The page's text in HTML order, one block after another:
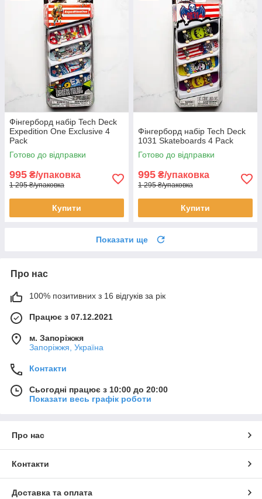
Фінгерборд набір Tech Deck
Expedition One Exclusive 4
Pack
Готово до відправки
995 ₴/упаковка
1 295 ₴/упаковка
Купити
Фінгерборд набір Tech Deck
1031 Skateboards 4 Pack
Готово до відправки
995 ₴/упаковка
1 295 ₴/упаковка
Купити
Показати ще
Про нас
100% позитивних з 16 відгуків за рік
Працює з 07.12.2021
м. Запоріжжя
Запоріжжя, Україна
Контакти
Сьогодні працює з 10:00 до 20:00
Показати весь графік роботи
Про нас
Контакти
Доставка та оплата